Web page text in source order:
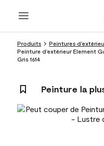
Produits
Peintures
Peinture d’extérieur Element
Gris 1614
Peinture la